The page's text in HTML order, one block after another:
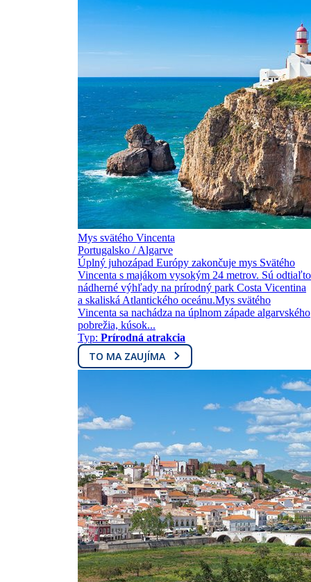
Mys svätého Vincenta
Portugalsko / Algarve
Úplný juhozápad Európy zakončuje mys Svätého
Vincenta s majákom vysokým 24 metrov. Sú odtiaľto
nádherné výhľady na prírodný park Costa Vicentina
a skaliská Atlantického oceánu.Mys svätého
Vincenta sa nachádza na úplnom západe algarvského
pobrežia, kúsok...
Typ: Prírodná atrakcia
TO MA ZAUJÍMA